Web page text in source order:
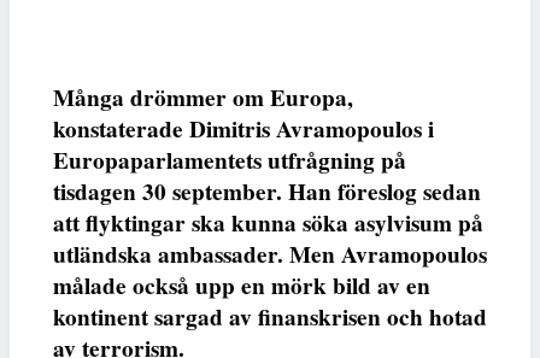
Många drömmer om Europa,
konstaterade Dimitris Avramopoulos i
Europaparlamentets utfrågning på
tisdagen 30 september. Han föreslog sedan
att flyktingar ska kunna söka asylvisum på
utländska ambassader. Men Avramopoulos
målade också upp en mörk bild av en
kontinent sargad av finanskrisen och hotad
av terrorism.